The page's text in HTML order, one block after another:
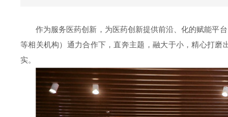
作为服务医药创新，为医药创新提供前沿、化的赋能平
等相关机构）通力合作下，直奔主题，融大于小，精心打
实。